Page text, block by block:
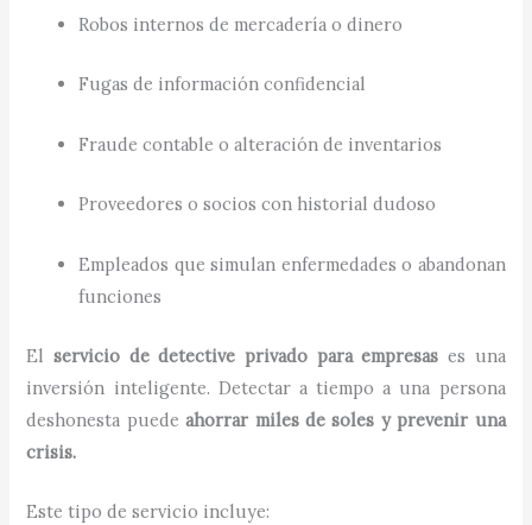
Robos internos de mercadería o dinero
Fugas de información confidencial
Fraude contable o alteración de inventarios
Proveedores o socios con historial dudoso
Empleados que simulan enfermedades o abandonan
funciones
Elservicio de detective privado para empresas es una
inversión inteligente. Detectar a tiempo a una persona
deshonesta puedeahorrar miles de soles y prevenir una
crisis.
Este tipo de servicio incluye: